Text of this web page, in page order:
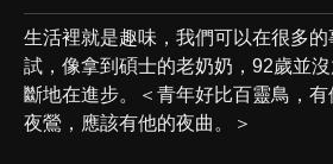
生活裡就是趣味，我們可以在很多
試，像拿到碩士的老奶奶，92歲並
斷地在進步。＜青年好比百靈鳥，
夜鶯，應該有他的夜曲。＞